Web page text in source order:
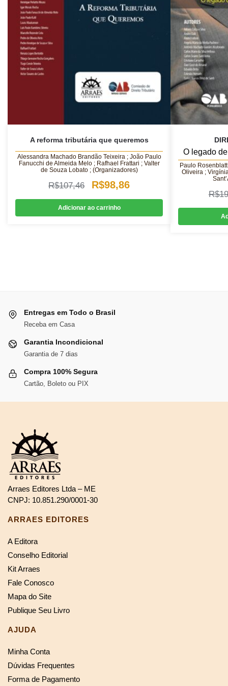
A reforma tributária que queremos
Alessandra Machado Brandão Teixeira ; João Paulo
Fanucchi de Almeida Melo ; Rafhael Frattari ; Valter
de Souza Lobato ; (Organizadores)
R$107,46
O
preço
original
R$98,86O
preço
atual
Adicionar ao carrinho
O legado
Paulo
Oliveira ;
R$
Entregas em Todo o Brasil
Receba em Casa
Garantia Incondicional
Garantia de 7 dias
Compra 100% Segura
Cartão, Boleto ou PIX
Arraes Editores Ltda – ME
CNPJ: 10.851.290/0001-30
ARRAES EDITORES
A Editora
Conselho Editorial
Kit Arraes
Fale Conosco
Mapa do Site
Publique Seu Livro
AJUDA
Minha Conta
Dúvidas Frequentes
Forma de Pagamento